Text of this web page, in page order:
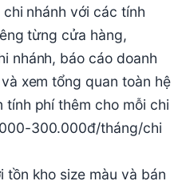
nhánh với các tính
từng cửa hàng,
nhánh, báo cáo doanh
xem tổng quan toàn hệ
tính phí thêm cho mỗi chi
300.000đ/tháng/chi
tồn kho size màu và bán